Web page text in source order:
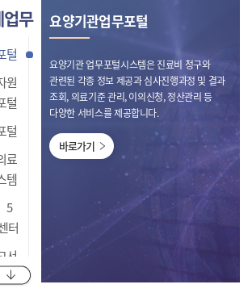
무
털
원
털
털
료
템
5
터
서
템항목 보기다음 항목 보기
요양기관업무포털
요양기관 업무포털시스템은 진료비 청구와
관련된 각종 정보 제공과 심사진행과정 및 결과
조회, 의료기준 관리, 이의신청, 정산관리 등
다양한 서비스를 제공합니다.
바로가기